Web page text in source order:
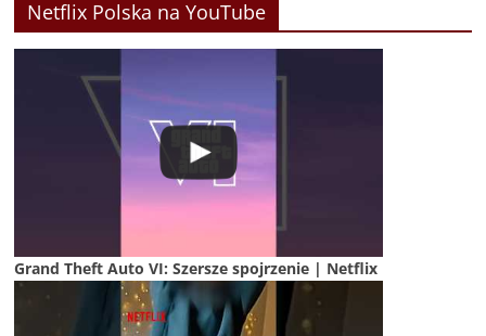
Netflix Polska na YouTube
Grand Theft Auto VI: Szersze spojrzenie | Netflix